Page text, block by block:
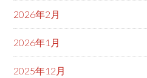
2026年2月
2026年1月
2025年12月